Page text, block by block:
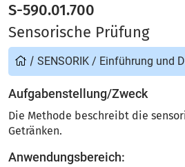
S-590.01.700
Sensorische Prüfung
/ SENSORIK / Einführung und
Aufgabenstellung/Zweck
Die Methode beschreibt die
Getränken.
Anwendungsbereich: